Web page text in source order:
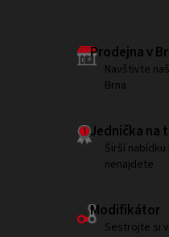
Prodejna v
Navštivte
Brna
Jednička na
Širší
nenajdete
Modifikátor
Sestrojte si